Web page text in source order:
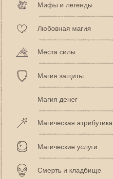
Мифы и легенды
Любовная магия
Места силы
Магия защиты
Магия денег
Магическая атрибутика
Магические услуги
Смерть и кладбище